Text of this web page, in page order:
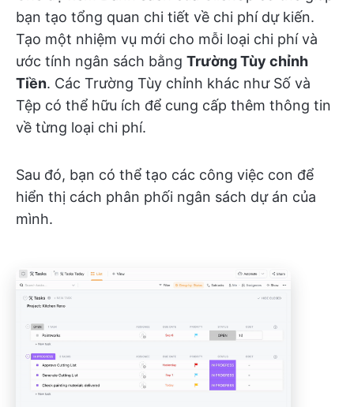
bạn tạo tổng quan chi tiết về chi phí dự kiến.
Tạo một nhiệm vụ mới cho mỗi loại chi phí và
ước tính ngân sách bằng Trường Tùy chỉnh
Tiền. Các Trường Tùy chỉnh khác như Số và
Tệp có thể hữu ích để cung cấp thêm thông tin
về từng loại chi phí.
Sau đó, bạn có thể tạo các công việc con để
hiển thị cách phân phối ngân sách dự án của
mình.